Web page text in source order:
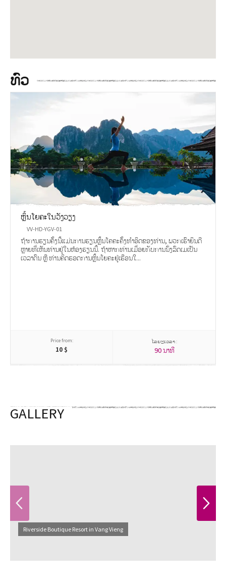
ທົວ
ຫຼິ້ນໂຍຄະໃນວັງວຽງ
VV-HD-YGV-01
ຖ້າການຮຽນຄັ້ງນີ້ແມ່ນການຮຽນຫຼິ້ນໂຄຄະຄັ້ງທຳອິດຂອງທ່ານ, ພວກເຮົາຍິນດີ
ຫຼາຍທີ່ເຫັນທ່ານຢູ່ໃນຫ້ອງຮຽນນີ້. ຖ້າຫາກທ່ານເມື່ອຍກັບການນັ່ງລົດເມເປັນ
ເວລາດົນ ຫຼື ທ່ານຄິດຮອດການຫຼິ້ນໂຍຄະຢູ່ເຮືອນໃ...
Price from:
10 $
ໄລຍະເວລາ :
90 ນາທີ
GALLERY
Riverside Boutique Resort in Vang Vieng